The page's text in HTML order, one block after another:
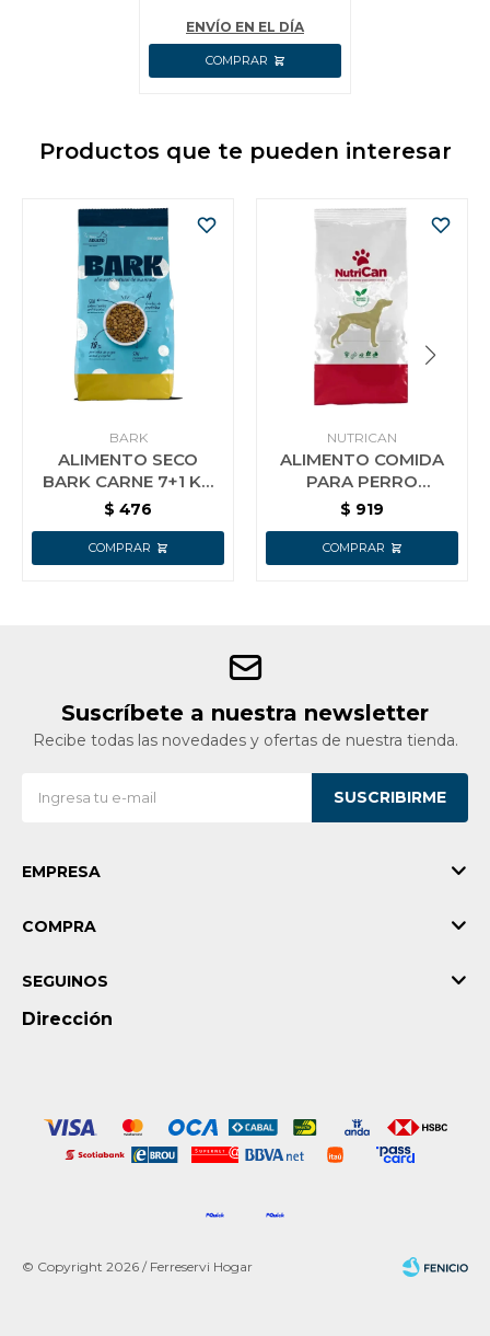
ENVÍO EN EL DÍA
Productos que te pueden interesar
BARK
ALIMENTO SECO
BARK CARNE 7+1 KG
PARA PERROS
$ 476
NUTRICAN
ALIMENTO COMIDA
PARA PERRO
NUTRICAN ADULTO
$ 919
Suscríbete a nuestra newsletter
Recibe todas las novedades y ofertas de nuestra tienda.
SUSCRIBIRME
EMPRESA
COMPRA
Dirección
SEGUINOS
© Copyright 2026 / Ferreservi Hogar